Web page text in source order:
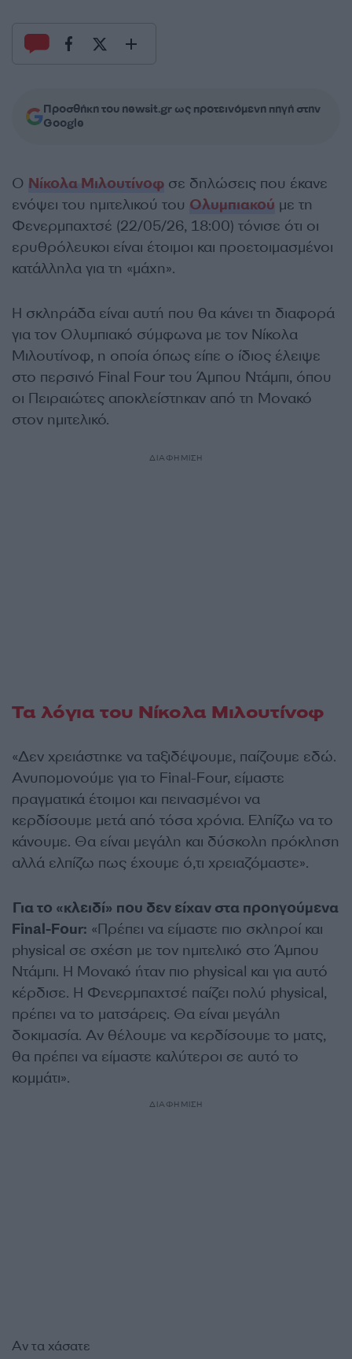
Προσθήκη του newsit.gr ως προτεινόμενη πηγή στην
Google
Ο Νίκολα Μιλουτίνοφ σε δηλώσεις που έκανε
ενόψει του ημιτελικού του Ολυμπιακού με τη
Φενερμπαχτσέ (22/05/26, 18:00) τόνισε ότι οι
ερυθρόλευκοι είναι έτοιμοι και προετοιμασμένοι
κατάλληλα για τη «μάχη».
Η σκληράδα είναι αυτή που θα κάνει τη διαφορά
για τον Ολυμπιακό σύμφωνα με τον Νίκολα
Μιλουτίνοφ, η οποία όπως είπε ο ίδιος έλειψε
στο περσινό Final Four του Άμπου Ντάμπι, όπου
οι Πειραιώτες αποκλείστηκαν από τη Μονακό
στον ημιτελικό.
ΔΙΑΦΗΜΙΣΗ
Τα λόγια του Νίκολα Μιλουτίνοφ
«Δεν χρειάστηκε να ταξιδέψουμε, παίζουμε εδώ.
Ανυπομονούμε για το Final-Four, είμαστε
πραγματικά έτοιμοι και πεινασμένοι να
κερδίσουμε μετά από τόσα χρόνια. Ελπίζω να το
κάνουμε. Θα είναι μεγάλη και δύσκολη πρόκληση
αλλά ελπίζω πως έχουμε ό,τι χρειαζόμαστε».
Για το «κλειδί» που δεν είχαν στα προηγούμενα
Final-Four: «Πρέπει να είμαστε πιο σκληροί και
physical σε σχέση με τον ημιτελικό στο Άμπου
Ντάμπι. Η Μονακό ήταν πιο physical και για αυτό
κέρδισε. Η Φενερμπαχτσέ παίζει πολύ physical,
πρέπει να το ματσάρεις. Θα είναι μεγάλη
δοκιμασία. Αν θέλουμε να κερδίσουμε το ματς,
θα πρέπει να είμαστε καλύτεροι σε αυτό το
κομμάτι».
ΔΙΑΦΗΜΙΣΗ
Αν τα χάσατε